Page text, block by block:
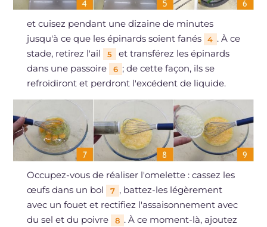
et cuisez pendant une dizaine de minutes
jusqu'à ce que les épinards soient fanés
4 . À ce
stade, retirez l'ail
5
et transférez les épinards
dans une passoire
6 ; de cette façon, ils se
refroidiront et perdront l'excédent de liquide.
Occupez-vous de réaliser l'omelette : cassez les
œufs dans un bol
7 , battez-les légèrement
avec un fouet et rectifiez l'assaisonnement avec
du sel et du poivre
8 . À ce moment-là, ajoutez